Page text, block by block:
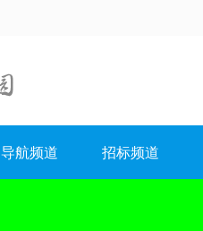
导航频道 招标频道